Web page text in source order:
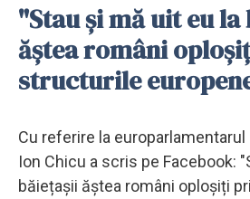
"Stau și mă uit eu
ăștea români
structurile
Cu referire la
Ion Chicu a scris pe Facebook:
băiețașii ăștea români oploșiți